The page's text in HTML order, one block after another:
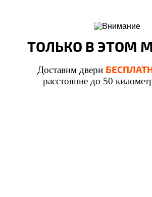
ТОЛЬКО В ЭТОМ
Доставим двери
расстояние до 50